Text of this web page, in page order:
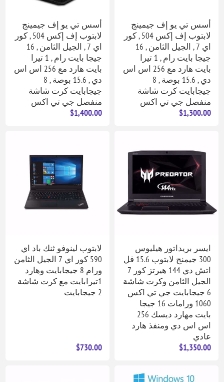
أسس تي يو إف جيمينج
لابتوب إف إكس 504 , كور
اي 7 , الجيل الثامن , 16
جيجا بايت رام , 1 تيرا
بايت هارد مع 256 اس اس
دي , 15.6 بوصة , 8
جيجابايت كرت شاشة
منفصل جي تي اكس
$1,300.00
أسس تي يو إف جيمينج
لابتوب إف إكس 504 , كور
اي 7 , الجيل الثامن , 16
جيجا بايت رام , 1 تيرا
بايت هارد مع 256 اس اس
دي , 15.6 بوصة , 8
جيجابايت كرت شاشة
منفصل جي تي اكس
$1,400.00
ايسر بريداتور هيليوس
300 جيمنج لابتوب 15.6 فل
اتش دي 144 هيرتز كور 7
الجيل الثامن وكرت شاشة
6 جيجابايت جي تي اكس
1060 ورامات 16 جيجا
بايت مهارد ديسك 256
اس اس دي ومنفذ هارد
عادي
$1,350.00
لابتوب لينوفو ثنك باد اي
590 كور اي 7 الجيل الثامن
ورام 8 جيجابايت وهارد
1تيرابايت مع كرت شاشة
2 جيجابايت
$730.00